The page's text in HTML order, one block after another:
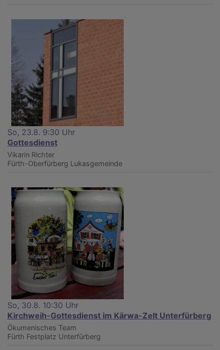
So, 23.8. 9:30 Uhr
Gottesdienst
Vikarin Richter
Fürth-Oberfürberg Lukasgemeinde
So, 30.8. 10:30 Uhr
Kirchweih-Gottesdienst im Kärwa-Zelt Unterfürberg
Ökumenisches Team
Fürth Festplatz Unterfürberg